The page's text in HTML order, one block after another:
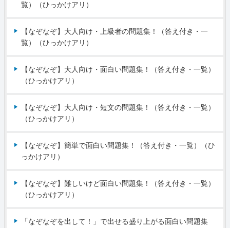
覧）（ひっかけアリ）
【なぞなぞ】大人向け・上級者の問題集！（答え付き・一
覧）（ひっかけアリ）
【なぞなぞ】大人向け・面白い問題集！（答え付き・一覧）
（ひっかけアリ）
【なぞなぞ】大人向け・短文の問題集！（答え付き・一覧）
（ひっかけアリ）
【なぞなぞ】簡単で面白い問題集！（答え付き・一覧）（ひ
っかけアリ）
【なぞなぞ】難しいけど面白い問題集！（答え付き・一覧）
（ひっかけアリ）
「なぞなぞを出して！」で出せる盛り上がる面白い問題集